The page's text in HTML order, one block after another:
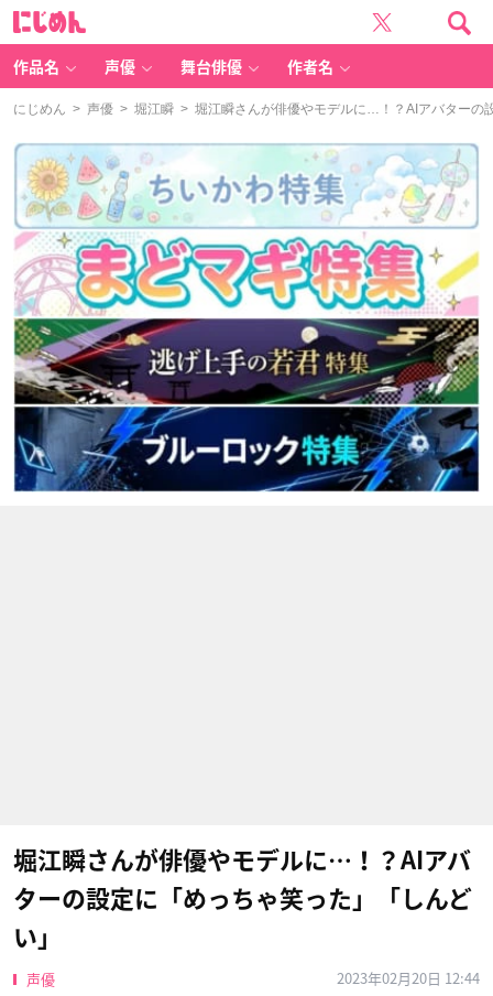
作品名 声優 舞台俳優 作者名
にじめん > 声優 > 堀江瞬 > 堀江瞬さんが俳優やモデルに…！？AIアバターの
堀江瞬さんが俳優やモデルに…！？AIアバ
ターの設定に「めっちゃ笑った」「しんど
い」
声優 2023年02月20日 12:44